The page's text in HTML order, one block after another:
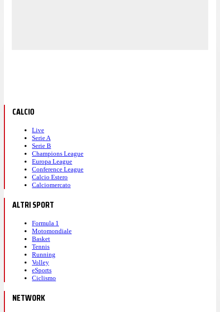
CALCIO
Live
Serie A
Serie B
Champions League
Europa League
Conference League
Calcio Estero
Calciomercato
ALTRI SPORT
Formula 1
Motomondiale
Basket
Tennis
Running
Volley
eSports
Ciclismo
NETWORK